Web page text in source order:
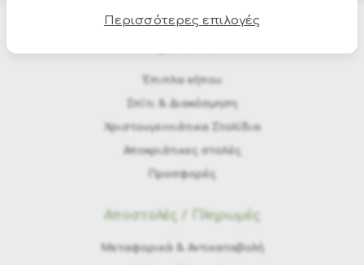
Έπιπλα κήπου
Σπίτι & Διακόσμηση
Χριστουγεννιάτικα Στολίδια
Αποκριάτικες στολές
Προσφορές
Αποστολές / Πληρωμές
Μεταφορικά & Αντικαταβολή
Περισσότερες επιλογές